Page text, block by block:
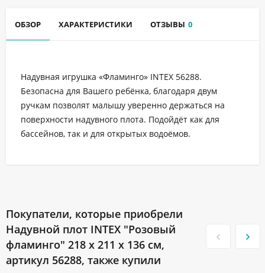
ОБЗОР ХАРАКТЕРИСТИКИ ОТЗЫВЫ 0
Надувная игрушка «Фламинго» INTEX 56288.
Безопасна для Вашего ребёнка, благодаря двум
ручкам позволят малышу уверенно держаться на
поверхности надувного плота. Подойдёт как для
бассейнов, так и для открытых водоёмов.
Покупатели, которые приобрели
Надувной плот INTEX "Розовый
фламинго" 218 x 211 x 136 см,
артикул 56288, также купили